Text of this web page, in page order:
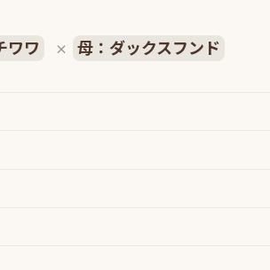
ワワ × 母：ダックスフンド